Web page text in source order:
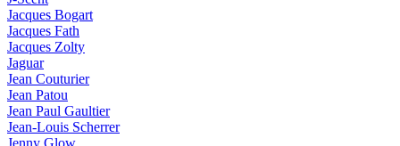
Jacques Bogart
Jacques Fath
Jacques Zolty
Jaguar
Jean Couturier
Jean Patou
Jean Paul Gaultier
Jean-Louis Scherrer
Jenny Glow